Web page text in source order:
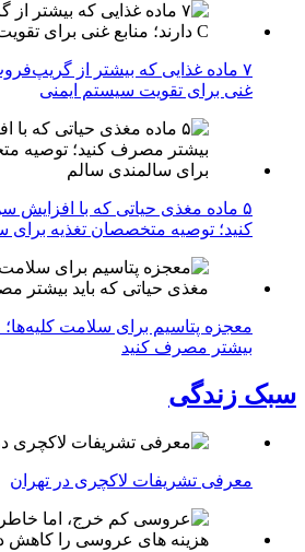
غنی برای تقویت سیستم ایمنی
۵ ماده مغذی حیاتی که با
کنید؛ توصیه متخصصان تغذیه برای
معجزه پتاسیم برای سلامت کلیه‌ها؛
بیشتر مصرف کنید
سبک زندگی
معرفی تشریفات لاکچری در تهران